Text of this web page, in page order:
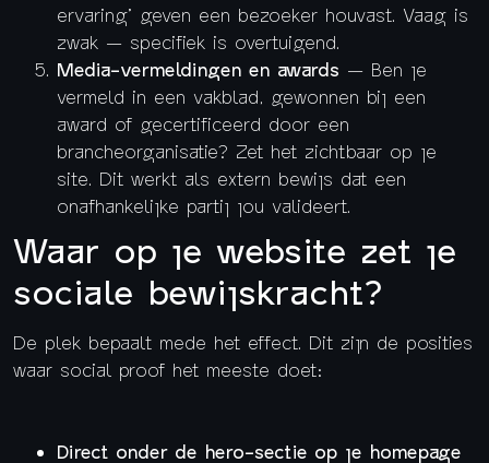
ervaring’ geven een bezoeker houvast. Vaag is
zwak — specifiek is overtuigend.
Media-vermeldingen en awards — Ben je
vermeld in een vakblad, gewonnen bij een
award of gecertificeerd door een
brancheorganisatie? Zet het zichtbaar op je
site. Dit werkt als extern bewijs dat een
onafhankelijke partij jou valideert.
Waar op je website zet je
sociale bewijskracht?
De plek bepaalt mede het effect. Dit zijn de posities
waar social proof het meeste doet:
Direct onder de hero-sectie op je homepage